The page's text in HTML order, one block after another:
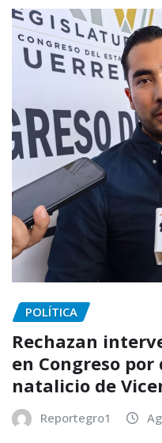
POLÍTICA
Rechazan
en Congreso
natalicio de
Reportegro1